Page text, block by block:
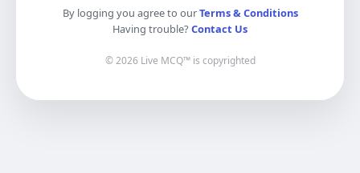
By logging you agree to ourTerms & Conditions
Having trouble? Contact Us
© 2026 Live MCQ™ is copyrighted